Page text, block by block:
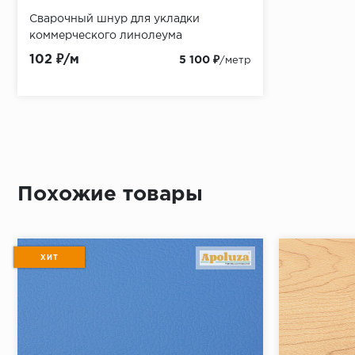
Сварочный шнур для укладки
коммерческого линолеума
102 ₽/м 5 100 ₽/метр
Похожие товары
ХИТ